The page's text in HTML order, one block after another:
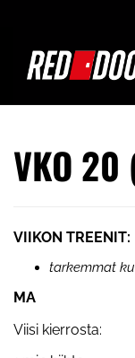
VKO 20
VIIKON TREENIT:
tarkemmat
MA
Viisi kierrosta: